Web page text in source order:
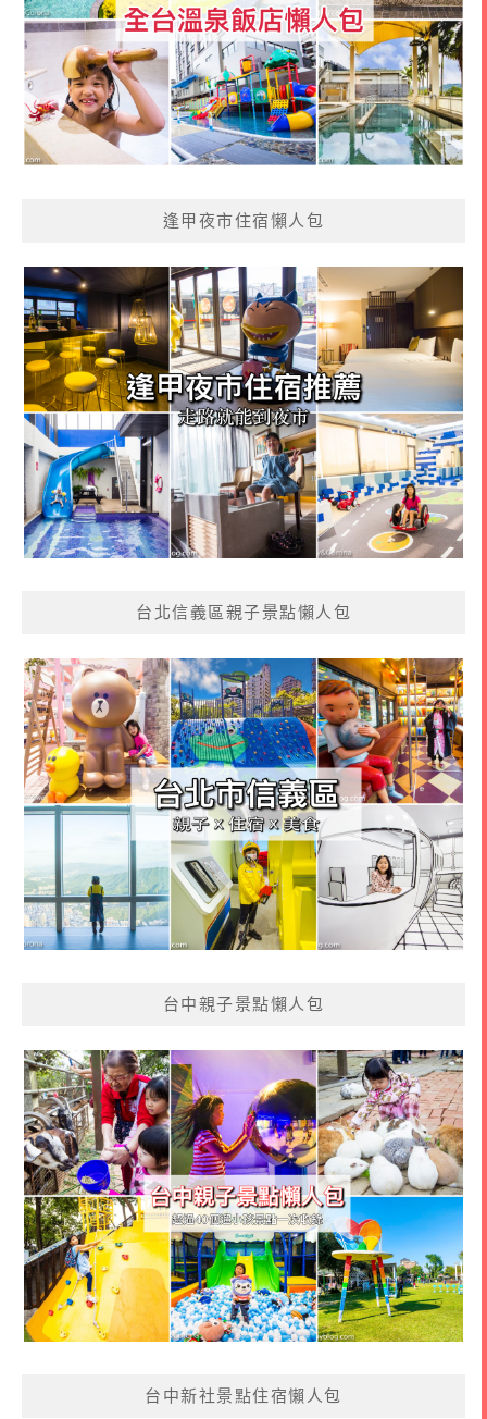
逢甲夜市住宿懶人包
台北信義區親子景點懶人包
台中親子景點懶人包
台中新社景點住宿懶人包